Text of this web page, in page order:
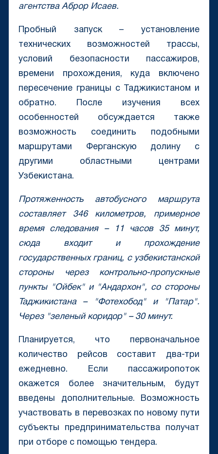
агентства Аброр Исаев.
Пробный запуск – установление
технических возможностей трассы,
условий безопасности пассажиров,
времени прохождения, куда включено
пересечение границы с Таджикистаном и
обратно. После изучения всех
особенностей обсуждается также
возможность соединить подобными
маршрутами Ферганскую долину с
другими областными центрами
Узбекистана.
Протяженность автобусного маршрута
составляет 346 километров, примерное
время следования – 11 часов 35 минут,
сюда входит и прохождение
государственных границ, с узбекистанской
стороны через контрольно-пропускные
пункты "Ойбек" и "Андархон", со стороны
Таджикистана – "Фотехобод" и "Патар".
Через "зеленый коридор" – 30 минут.
Планируется, что первоначальное
количество рейсов составит два-три
ежедневно. Если пассажиропоток
окажется более значительным, будут
введены дополнительные. Возможность
участвовать в перевозках по новому пути
субъекты предпринимательства получат
при отборе с помощью тендера.